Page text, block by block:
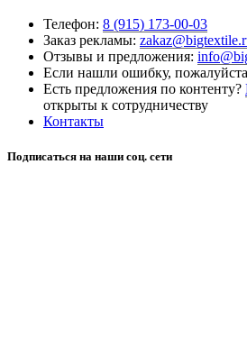
Телефон: 8 (915) 173-00-03
Заказ рекламы:
Отзывы и предложения:
Если нашли ошибку,
Есть предложения по контенту?
открыты к сотрудничеству
Контакты
Подписаться на наши соц. сети